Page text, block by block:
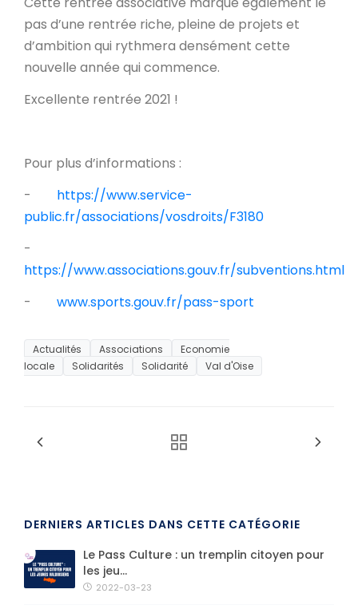
pas d’une rentrée riche, pleine de projets et
d’ambition qui rythmera densément cette
nouvelle année qui commence.
Excellente rentrée 2021 !
Pour plus d’informations :
- https://www.service-
public.fr/associations/vosdroits/F3180
-
https://www.associations.gouv.fr/subventions.html
- www.sports.gouv.fr/pass-sport
Actualités Associations
Economie
locale
Solidarités Solidarité Val d'Oise
DERNIERS ARTICLES DANS CETTE CATÉGORIE
Le Pass Culture : un tremplin citoyen pour
les jeu...
2022-03-23